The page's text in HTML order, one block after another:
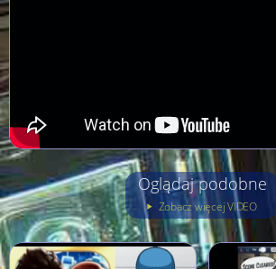
Oglądaj podobne
Zobacz więcej VIDEO